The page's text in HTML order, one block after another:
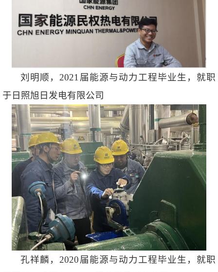
刘明顺，2021届能源与动力工程毕业生，就职
于日照旭日发电有限公司
孔祥麟，2020届能源与动力工程毕业生，就职